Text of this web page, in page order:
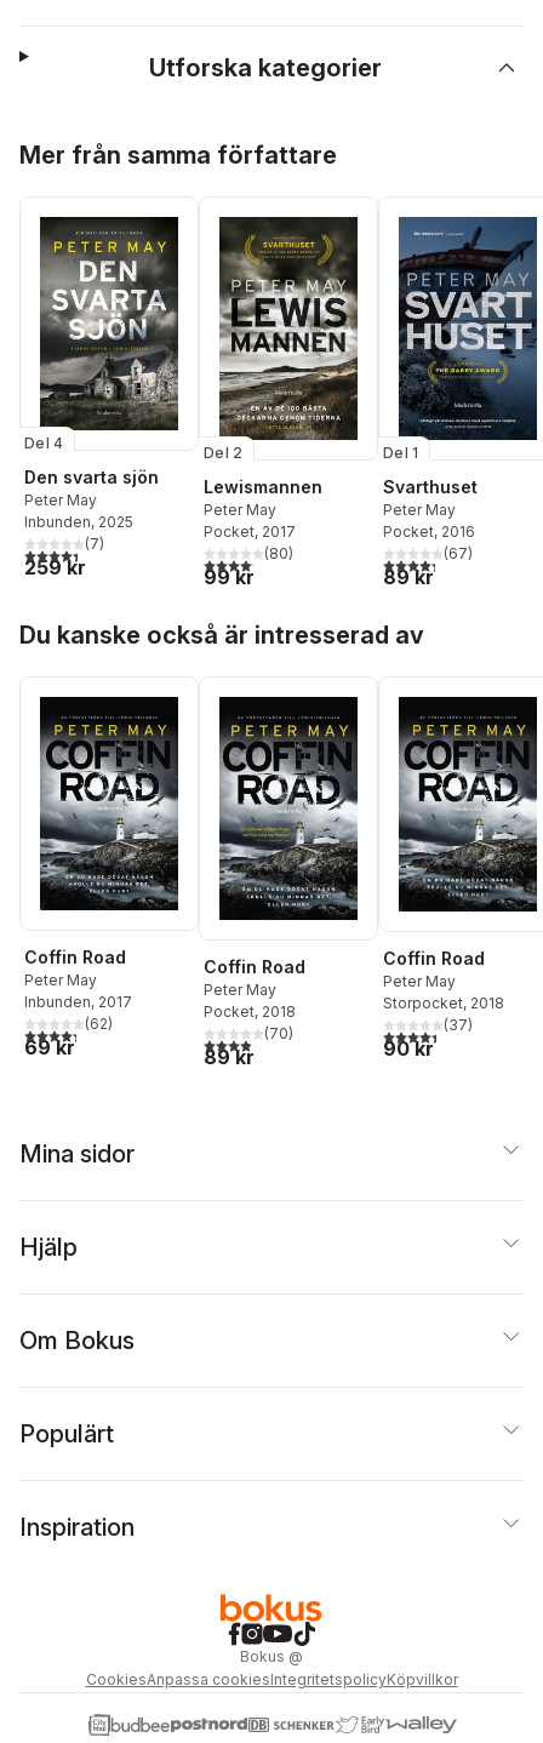
Utforska kategorier
Mer från samma författare
Del 4
Den svarta sjön
Peter May
Inbunden, 2025
4,4utav 5 stjärnor. Totalt antal röster:
(7)
259 kr
Del 2
Lewismannen
Peter May
Pocket, 2017
4,1utav 5 stjärnor. Totalt antal röster:
(80)
99 kr
Del 1
Svarthuset
Peter May
Pocket, 2016
4,3utav 5 stjärnor.
(67)
89 kr
Du kanske också är intresserad av
Coffin Road
Peter May
Inbunden, 2017
4,3utav 5 stjärnor. Totalt antal röster:
(62)
69 kr
Coffin Road
Peter May
Pocket, 2018
3,9utav 5 stjärnor. Totalt antal röster:
(70)
89 kr
Coffin Road
Peter May
Storpocket, 2018
4,4utav 5 stjärnor.
(37)
90 kr
Mina sidor
Hjälp
Om Bokus
Populärt
Inspiration
Bokus @
CookiesAnpassa cookiesIntegritetspolicyKöpvillkor